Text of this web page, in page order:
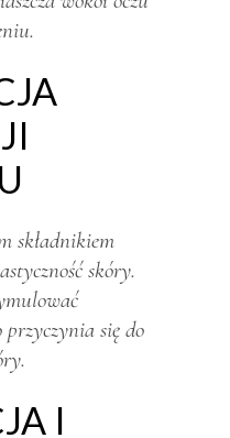
składnikiem
skóry.
się do
I